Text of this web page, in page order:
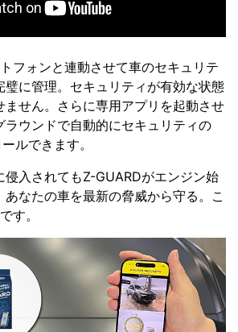
フォンと連動させて車のセキュリテ
璧に管理。セキュリティが有効な状態
ません。さらに専用アプリを起動させ
ラウンドで自動的にセキュリティの
ルできます。
侵入されてもZ-GUARDがエンジン始
なたの車を最新の脅威から守る。こ
す。